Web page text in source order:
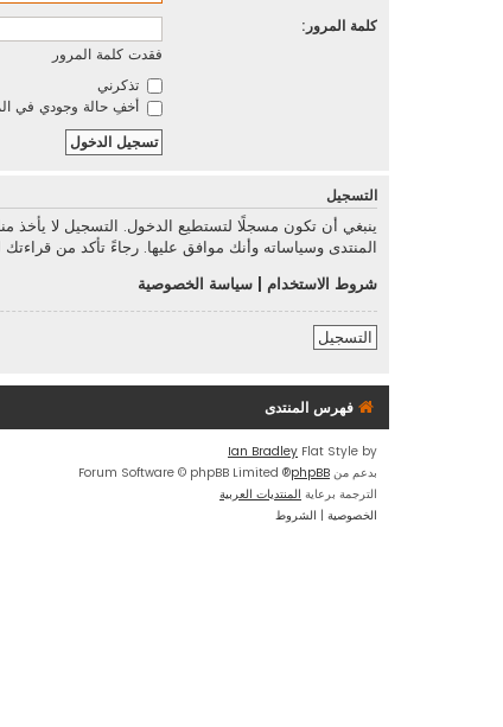
كلمة المرور:
فقدت كلمة المرور
تذكرني
أخفِ حالة وجودي في
التسجيل
ينبغي أن تكون مسجلًا لتستطيع الدخول. التسجيل لا
المنتدى وسياساته وأنك موافق عليها. رجاءً تأكد من
شروط الاستخدام
سياسة الخصوصية
التسجيل
فهرس المنتدى
Flat Style by
Ian Bradley
بدعم من phpBB
® Forum Software © phpBB Limited
الترجمة برعاية المنتديات العربية
الخصوصية | الشروط